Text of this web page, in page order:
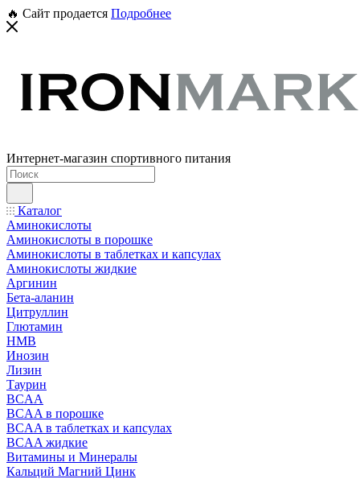
🔥 Сайт продается Подробнее
Интернет-магазин спортивного питания
Каталог
Аминокислоты
Аминокислоты в порошке
Аминокислоты в таблетках и капсулах
Аминокислоты жидкие
Аргинин
Бета-аланин
Цитруллин
Глютамин
HMB
Инозин
Лизин
Таурин
BCAA
BCAA в порошке
BCAA в таблетках и капсулах
BCAA жидкие
Витамины и Минералы
Кальций Магний Цинк